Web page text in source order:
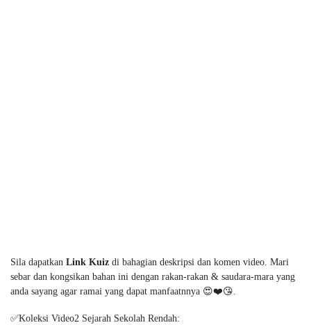
Sila dapatkan Link Kuiz di bahagian deskripsi dan komen video. Mari
sebar dan kongsikan bahan ini dengan rakan-rakan & saudara-mara yang
anda sayang agar ramai yang dapat manfaatnnya 😍❤️😘.
✅Koleksi Video2 Sejarah Sekolah Rendah: